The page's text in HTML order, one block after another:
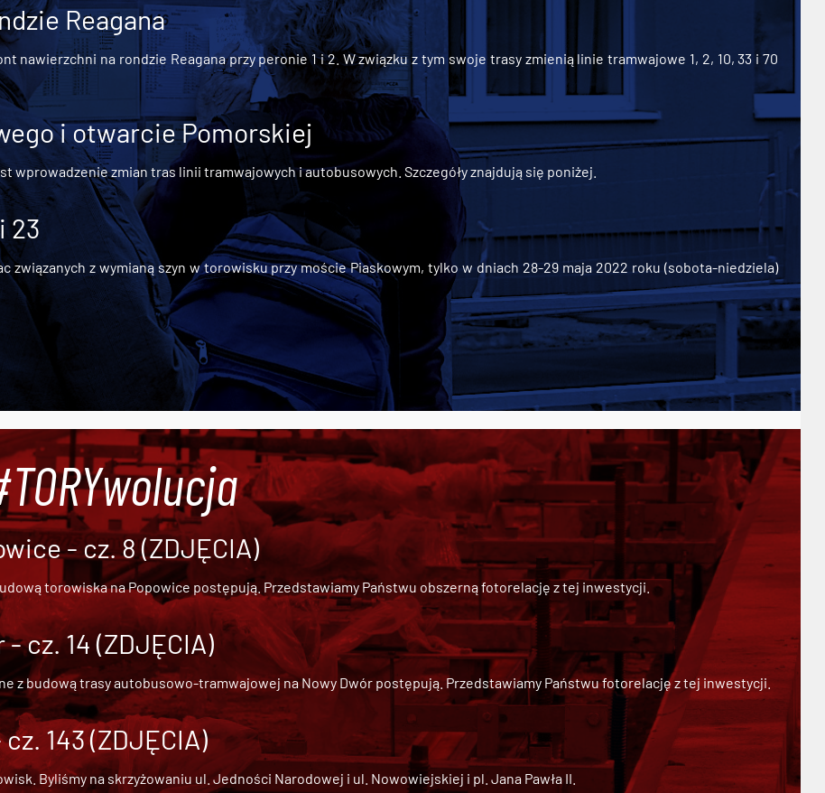
Reagana
nawierzchni na rondzie Reagana przy peronie 1 i 2. W związku z tym swoje trasy zmienią linie tramwajowe 1, 2, 10, 33 i 70
i otwarcie Pomorskiej
wprowadzenie zmian tras linii tramwajowych i autobusowych. Szczegóły znajdują się poniżej.
23
związanych z wymianą szyn w torowisku przy moście Piaskowym, tylko w dniach 28-29 maja 2022 roku (sobota-niedziela)
- cz. 8 (ZDJĘCIA)
torowiska na Popowice postępują. Przedstawiamy Państwu obszerną fotorelację z tej inwestycji.
cz. 14 (ZDJĘCIA)
zbudową trasy autobusowo-tramwajowej na Nowy Dwórpostępują. Przedstawiamy Państwu fotorelację z tej inwestycji.
143 (ZDJĘCIA)
Byliśmy na skrzyżowaniu ul. Jedności Narodowej i ul. Nowowiejskiej i pl. Jana Pawła II.